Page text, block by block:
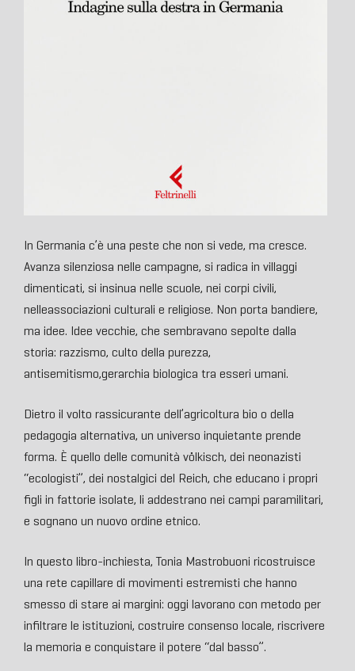
In Germania c’è una peste che non si vede, ma cresce.
Avanza silenziosa nelle campagne, si radica in villaggi
dimenticati, si insinua nelle scuole, nei corpi civili,
nelleassociazioni culturali e religiose. Non porta bandiere,
ma idee. Idee vecchie, che sembravano sepolte dalla
storia: razzismo, culto della purezza,
antisemitismo,gerarchia biologica tra esseri umani.
Dietro il volto rassicurante dell’agricoltura bio o della
pedagogia alternativa, un universo inquietante prende
forma. È quello delle comunità völkisch, dei neonazisti
“ecologisti”, dei nostalgici del Reich, che educano i propri
figli in fattorie isolate, li addestrano nei campi paramilitari,
e sognano un nuovo ordine etnico.
In questo libro-inchiesta, Tonia Mastrobuoni ricostruisce
una rete capillare di movimenti estremisti che hanno
smesso di stare ai margini: oggi lavorano con metodo per
infiltrare le istituzioni, costruire consenso locale, riscrivere
la memoria e conquistare il potere “dal basso”.